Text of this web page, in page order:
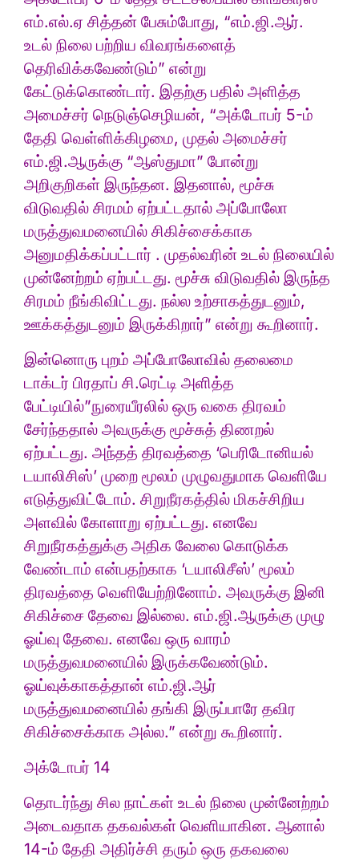
எம்.எல்.ஏ சித்தன் பேசும்போது, “எம்.ஜி.ஆர்.
உடல் நிலை பற்றிய விவரங்களைத்
தெரிவிக்கவேண்டும்” என்று
கேட்டுக்கொண்டார். இதற்கு பதில் அளித்த
அமைச்சர் நெடுஞ்செழியன், “அக்டோபர் 5-ம்
தேதி வெள்ளிக்கிழமை, முதல் அமைச்சர்
எம்.ஜி.ஆருக்கு “ஆஸ்துமா” போன்று
அறிகுறிகள் இருந்தன. இதனால், மூச்சு
விடுவதில் சிரமம் ஏற்பட்டதால் அப்போலோ
மருத்துவமனையில் சிகிச்சைக்காக
அனுமதிக்கப்பட்டார் . முதல்வரின் உடல் நிலையில்
முன்னேற்றம் ஏற்பட்டது. மூச்சு விடுவதில் இருந்த
சிரமம் நீங்கிவிட்டது. நல்ல உற்சாகத்துடனும்,
ஊக்கத்துடனும் இருக்கிறார்” என்று கூறினார்.
இன்னொரு புறம் அப்போலோவில் தலைமை
டாக்டர் பிரதாப் சி.ரெட்டி அளித்த
பேட்டியில்”நுரையீரலில் ஒரு வகை திரவம்
சேர்ந்ததால் அவருக்கு மூச்சுத் திணறல்
ஏற்பட்டது. அந்தத் திரவத்தை ‘பெரிடோனியல்
டயாலிசிஸ்’ முறை மூலம் முழுவதுமாக வெளியே
எடுத்துவிட்டோம். சிறுநீரகத்தில் மிகச்சிறிய
அளவில் கோளாறு ஏற்பட்டது. எனவே
சிறுநீரகத்துக்கு அதிக வேலை கொடுக்க
வேண்டாம் என்பதற்காக ‘டயாலிசீஸ்’ மூலம்
திரவத்தை வெளியேற்றினோம். அவருக்கு இனி
சிகிச்சை தேவை இல்லை. எம்.ஜி.ஆருக்கு முழு
ஓய்வு தேவை. எனவே ஒரு வாரம்
மருத்துவமனையில் இருக்கவேண்டும்.
ஓய்வுக்காகத்தான் எம்.ஜி.ஆர்
மருத்துவமனையில் தங்கி இருப்பாரே தவிர
சிகிச்சைக்காக அல்ல.” என்று கூறினார்.
அக்டோபர் 14
தொடர்ந்து சில நாட்கள் உடல் நிலை முன்னேற்றம்
அடைவதாக தகவல்கள் வெளியாகின. ஆனால்
14-ம் தேதி அதிர்ச்சி தரும் ஒரு தகவலை